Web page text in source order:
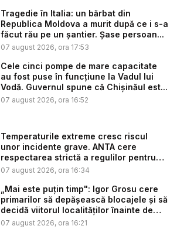
Tragedie în Italia: un bărbat din
Republica Moldova a murit după ce i s-a
făcut rău pe un șantier. Șase persoan...
07 august 2026, ora 17:53
Cele cinci pompe de mare capacitate
au fost puse în funcțiune la Vadul lui
Vodă. Guvernul spune că Chișinăul est...
07 august 2026, ora 16:52
Temperaturile extreme cresc riscul
unor incidente grave. ANTA cere
respectarea strictă a regulilor pentru
tr...
07 august 2026, ora 16:34
„Mai este puțin timp": Igor Grosu cere
primarilor să depășească blocajele și să
decidă viitorul localităților înainte de
ex...
07 august 2026, ora 16:21